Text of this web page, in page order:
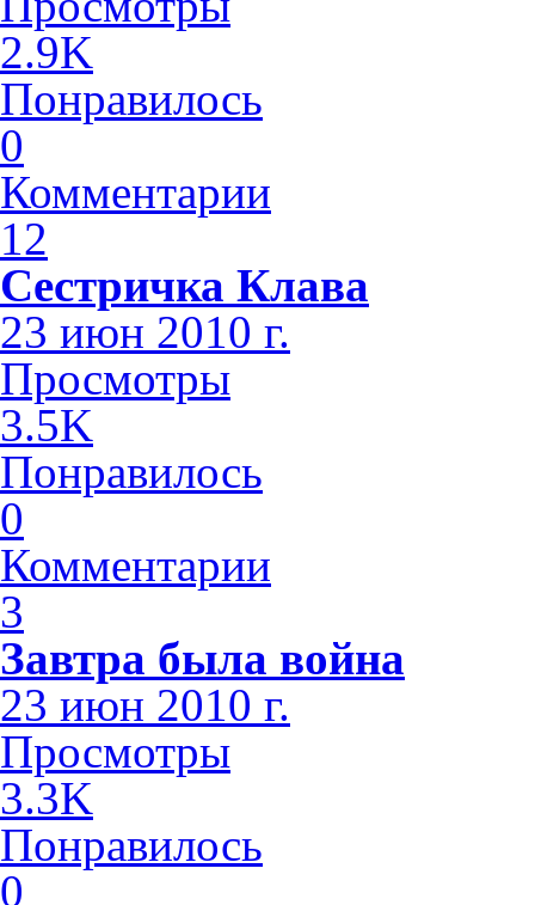
2.9K
Понравилось
0
Комментарии
12
Сестричка Клава
23 июн 2010 г.
Просмотры
3.5K
Понравилось
0
Комментарии
3
Завтра была война
23 июн 2010 г.
Просмотры
3.3K
Понравилось
0